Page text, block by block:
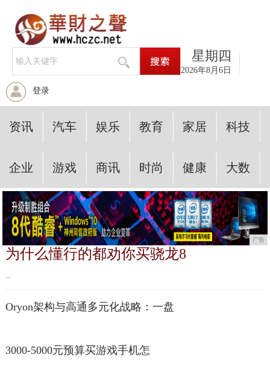
星期四
2026年8月6日
登录
资讯 汽车 娱乐 教育 家居 科技
企业 游戏 商讯 时尚 健康 大数
广告
为什么懂行的都劝你买骁龙8
...
Oryon架构与高通多元化战略：一盘
3000-5000元预算买游戏手机怎